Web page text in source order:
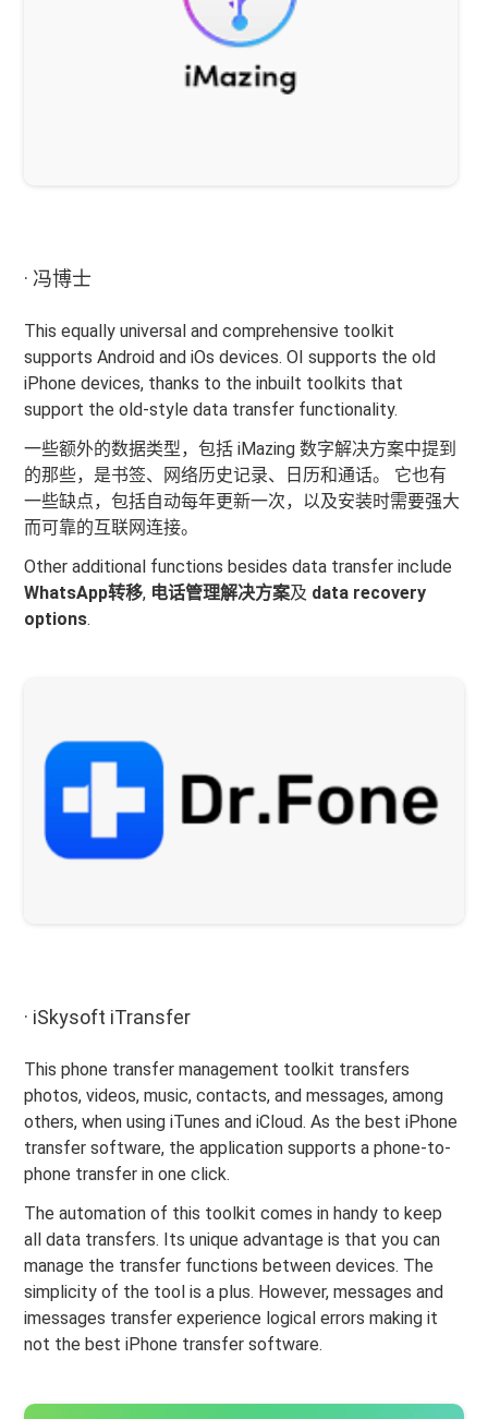
· 冯博士
This equally universal and comprehensive toolkit
supports Android and iOs devices. OI supports the old
iPhone devices, thanks to the inbuilt toolkits that
support the old-style data transfer functionality.
一些额外的数据类型，包括 iMazing 数字解决方案中提到
的那些，是书签、网络历史记录、日历和通话。 它也有
一些缺点，包括自动每年更新一次，以及安装时需要强大
而可靠的互联网连接。
Other additional functions besides data transfer include
WhatsApp转移, 电话管理解决方案及 data recovery
options.
· iSkysoft iTransfer
This phone transfer management toolkit transfers
photos, videos, music, contacts, and messages, among
others, when using iTunes and iCloud. As the best iPhone
transfer software, the application supports a phone-to-
phone transfer in one click.
The automation of this toolkit comes in handy to keep
all data transfers. Its unique advantage is that you can
manage the transfer functions between devices. The
simplicity of the tool is a plus. However, messages and
imessages transfer experience logical errors making it
not the best iPhone transfer software.